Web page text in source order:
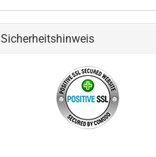
Sicherheitshinweis